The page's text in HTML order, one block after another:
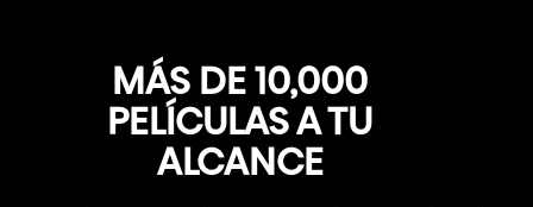
MÁS DE 10,000
PELÍCULAS A TU
ALCANCE